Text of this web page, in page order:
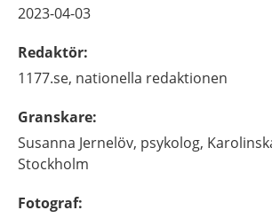
2023-04-03
Redaktör:
1177.se, nationella redaktionen
Granskare:
Susanna Jernelöv, psykolog,
Stockholm
Fotograf: